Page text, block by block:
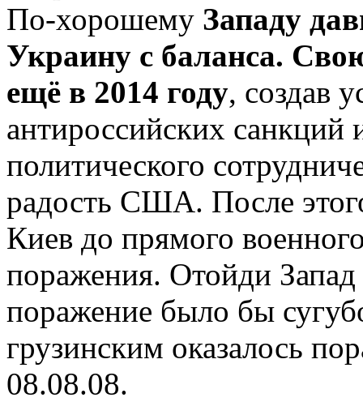
По-хорошему Западу
Украину с баланса.
ещё в 2014 году, создав
антироссийских санкций
политического
радость США. После
Киев до прямого
поражения. Отойди
поражение было бы
грузинским оказалось
08.08.08.